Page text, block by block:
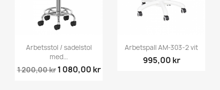
Arbetsstol / sadelstol
med...
1 200,00 kr 1 080,00 kr
Arbetspall AM-303-2 vit
995,00 kr